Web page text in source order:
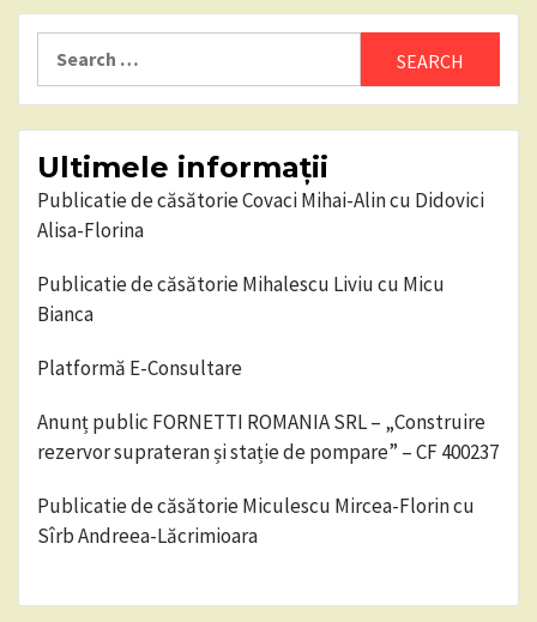
for:
Ultimele informații
Publicatie de căsătorie Covaci Mihai-Alin cu Didovici
Alisa-Florina
Publicatie de căsătorie Mihalescu Liviu cu Micu
Bianca
Platformă E-Consultare
Anunț public FORNETTI ROMANIA SRL – „Construire
rezervor suprateran și stație de pompare” – CF 400237
Publicatie de căsătorie Miculescu Mircea-Florin cu
Sîrb Andreea-Lăcrimioara